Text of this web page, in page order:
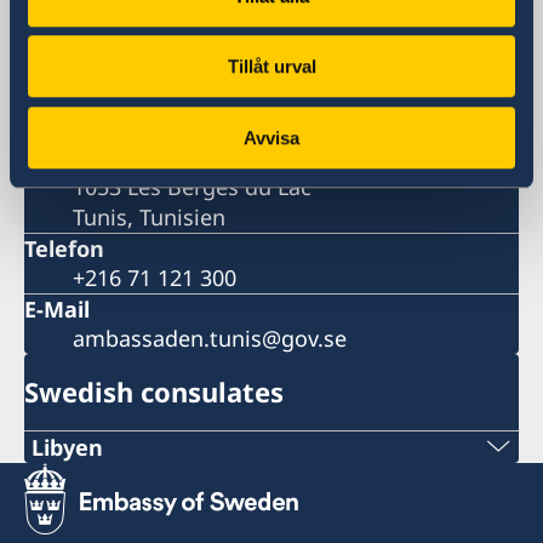
Tillåt urval
Avvisa
Tunis
Sveriges Ambassad Tunis
1053 Les Berges du Lac
Tunis, Tunisien
Telefon
+216 71 121 300
E-Mail
ambassaden.tunis@gov.se
Swedish consulates
Libyen
Sveriges honorärkonsulat i Benghazi:
+218 612 225 116 eller +218 612 230 430